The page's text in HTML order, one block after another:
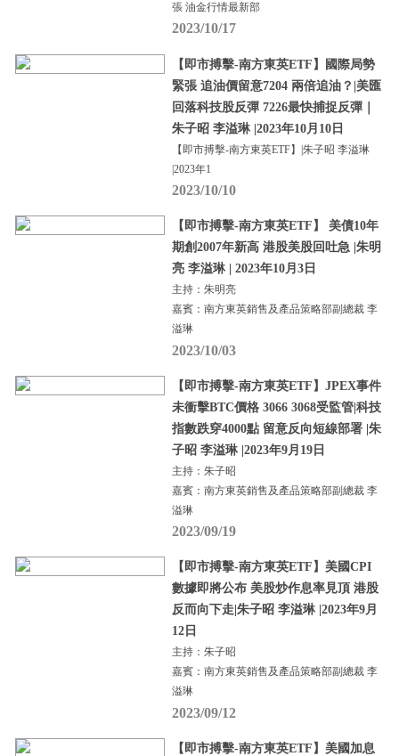
張 油金行情最新部
2023/10/17
【即市搏擊-南方東英ETF】國際局勢
緊張 追油價留意7204 兩倍追油？|美匯
回落科技股反彈 7226最快捕捉反彈｜
朱子昭 李溢琳 |2023年10月10日
【即市搏擊-南方東英ETF】|朱子昭 李溢琳
|2023年1
2023/10/10
【即市搏擊-南方東英ETF】 美債10年
期創2007年新高 港股美股回吐急 |朱明
亮 李溢琳 | 2023年10月3日
主持：朱明亮
嘉賓：南方東英銷售及產品策略部副總裁 李
溢琳
2023/10/03
【即市搏擊-南方東英ETF】JPEX事件
未衝擊BTC價格 3066 3068受監管|科技
指數跌穿4000點 留意反向短線部署 |朱
子昭 李溢琳 |2023年9月19日
主持：朱子昭
嘉賓：南方東英銷售及產品策略部副總裁 李
溢琳
2023/09/19
【即市搏擊-南方東英ETF】美國CPI
數據即將公布 美股炒作息率見頂 港股
反而向下走|朱子昭 李溢琳 |2023年9月
12日
主持：朱子昭
嘉賓：南方東英銷售及產品策略部副總裁 李
溢琳
2023/09/12
【即市搏擊-南方東英ETF】美國加息